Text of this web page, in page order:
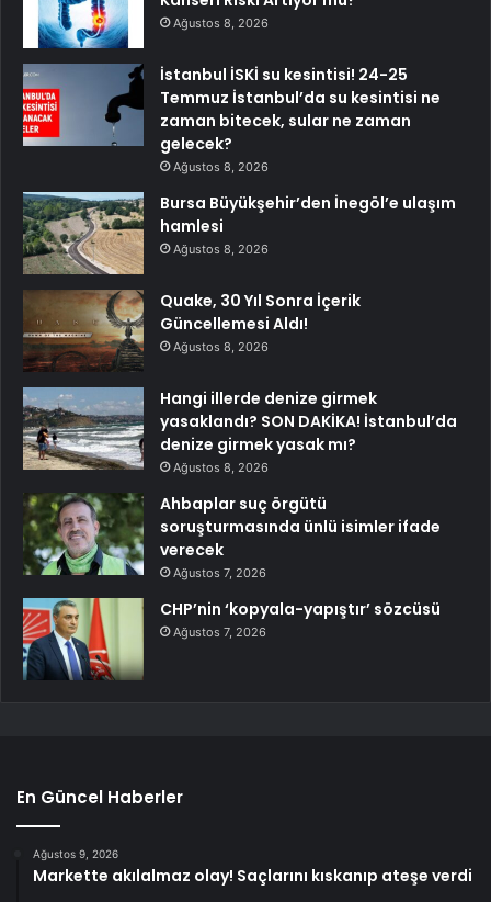
Ağustos 8, 2026
İstanbul İSKİ su kesintisi! 24-25
Temmuz İstanbul’da su kesintisi ne
zaman bitecek, sular ne zaman
gelecek?
Ağustos 8, 2026
Bursa Büyükşehir’den İnegöl’e ulaşım
hamlesi
Ağustos 8, 2026
Quake, 30 Yıl Sonra İçerik
Güncellemesi Aldı!
Ağustos 8, 2026
Hangi illerde denize girmek
yasaklandı? SON DAKİKA! İstanbul’da
denize girmek yasak mı?
Ağustos 8, 2026
Ahbaplar suç örgütü
soruşturmasında ünlü isimler ifade
verecek
Ağustos 7, 2026
CHP’nin ‘kopyala-yapıştır’ sözcüsü
Ağustos 7, 2026
En Güncel Haberler
Ağustos 9, 2026
Markette akılalmaz olay! Saçlarını kıskanıp ateşe verdi